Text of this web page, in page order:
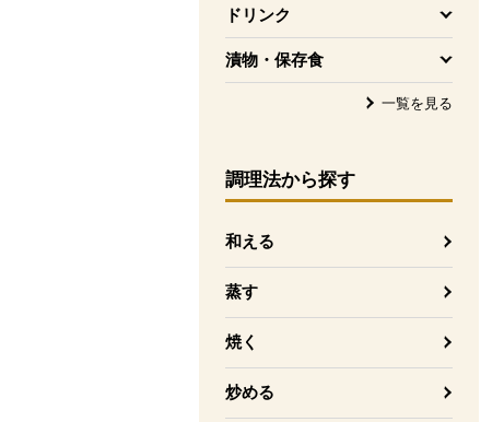
ドリンク
を開く
漬物・保存食
を開く
一覧を見る
調理法から探す
和える
蒸す
焼く
炒める